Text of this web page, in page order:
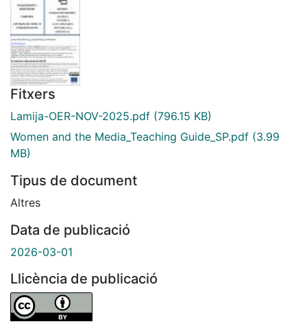
Fitxers
Lamija-OER-NOV-2025.pdf (796.15 KB)
Women and the Media_Teaching Guide_SP.pdf (3.99
MB)
Tipus de document
Altres
Data de publicació
2026-03-01
Llicència de publicació